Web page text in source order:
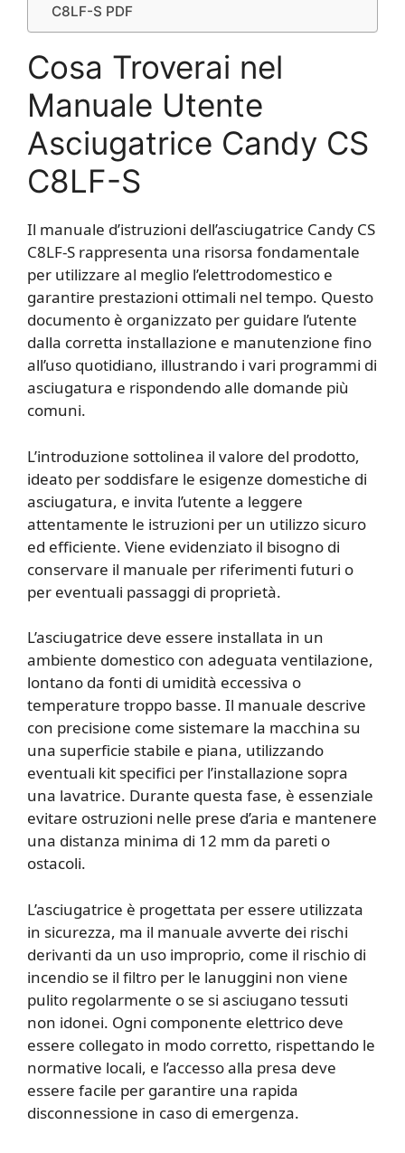
C8LF-S PDF
Cosa Troverai nel
Manuale Utente
Asciugatrice Candy CS
C8LF-S
Il manuale d’istruzioni dell’asciugatrice Candy CS
C8LF-S rappresenta una risorsa fondamentale
per utilizzare al meglio l’elettrodomestico e
garantire prestazioni ottimali nel tempo. Questo
documento è organizzato per guidare l’utente
dalla corretta installazione e manutenzione fino
all’uso quotidiano, illustrando i vari programmi di
asciugatura e rispondendo alle domande più
comuni.
L’introduzione sottolinea il valore del prodotto,
ideato per soddisfare le esigenze domestiche di
asciugatura, e invita l’utente a leggere
attentamente le istruzioni per un utilizzo sicuro
ed efficiente. Viene evidenziato il bisogno di
conservare il manuale per riferimenti futuri o
per eventuali passaggi di proprietà.
L’asciugatrice deve essere installata in un
ambiente domestico con adeguata ventilazione,
lontano da fonti di umidità eccessiva o
temperature troppo basse. Il manuale descrive
con precisione come sistemare la macchina su
una superficie stabile e piana, utilizzando
eventuali kit specifici per l’installazione sopra
una lavatrice. Durante questa fase, è essenziale
evitare ostruzioni nelle prese d’aria e mantenere
una distanza minima di 12 mm da pareti o
ostacoli.
L’asciugatrice è progettata per essere utilizzata
in sicurezza, ma il manuale avverte dei rischi
derivanti da un uso improprio, come il rischio di
incendio se il filtro per le lanuggini non viene
pulito regolarmente o se si asciugano tessuti
non idonei. Ogni componente elettrico deve
essere collegato in modo corretto, rispettando le
normative locali, e l’accesso alla presa deve
essere facile per garantire una rapida
disconnessione in caso di emergenza.